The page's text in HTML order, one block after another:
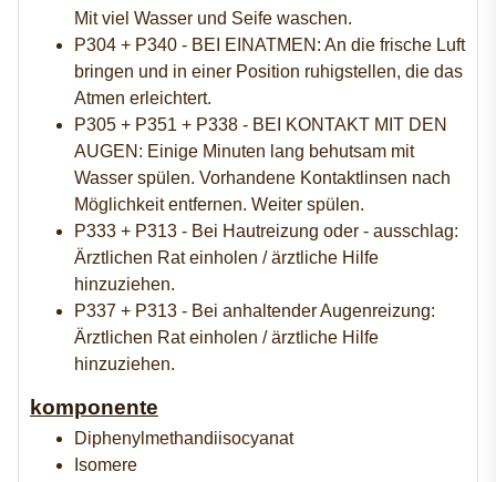
Mit viel Wasser und Seife waschen.
P304 + P340 - BEI EINATMEN: An die frische Luft
bringen und in einer Position ruhigstellen, die das
Atmen erleichtert.
P305 + P351 + P338 - BEI KONTAKT MIT DEN
AUGEN: Einige Minuten lang behutsam mit
Wasser spülen. Vorhandene Kontaktlinsen nach
Möglichkeit entfernen. Weiter spülen.
P333 + P313 - Bei Hautreizung oder - ausschlag:
Ärztlichen Rat einholen / ärztliche Hilfe
hinzuziehen.
P337 + P313 - Bei anhaltender Augenreizung:
Ärztlichen Rat einholen / ärztliche Hilfe
hinzuziehen.
komponente
Diphenylmethandiisocyanat
Isomere